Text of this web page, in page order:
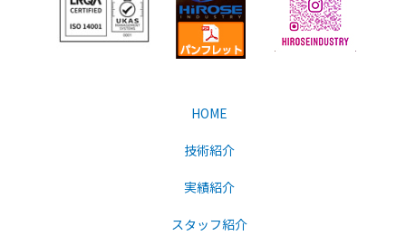
HOME
技術紹介
実績紹介
スタッフ紹介